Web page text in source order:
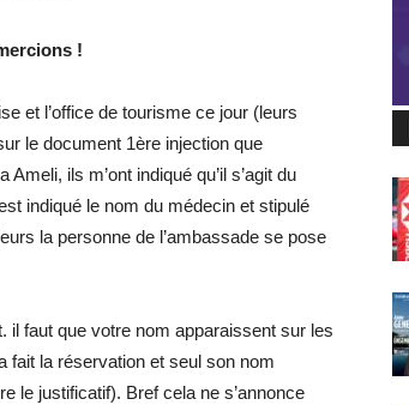
!
et l’office de tourisme ce jour (leurs
le document 1ère injection que
ils m’ont indiqué qu’il s’agit du
indiqué le nom du médecin et stipulé
la personne de l’ambassade se pose
il faut que votre nom apparaissent sur les
fait la réservation et seul son nom
le justificatif). Bref cela ne s’annonce